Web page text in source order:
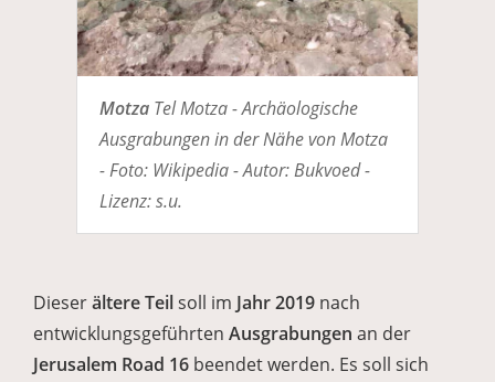
MotzaTel Motza - Archäologische
Ausgrabungen in der Nähe von Motza
- Foto: Wikipedia - Autor: Bukvoed -
Lizenz: s.u.
Dieserältere Teilsoll im Jahr 2019 nach
entwicklungsgeführten Ausgrabungen an der
Jerusalem Road 16 beendet werden. Es soll sich